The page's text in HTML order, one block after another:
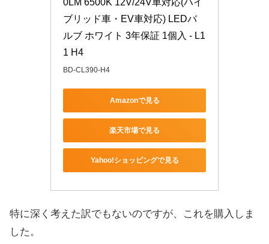
0LM 6500K 12V/24V車対応(ハイ
ブリッド車・EV車対応) LEDバ
ルブ ホワイト 3年保証 1個入 - L1
1 H4
BD-CL390-H4
Amazonで見る
楽天市場で見る
Yahoo!ショッピングで見る
特に深く考えた訳でもないのですが、これを購入しま
した。